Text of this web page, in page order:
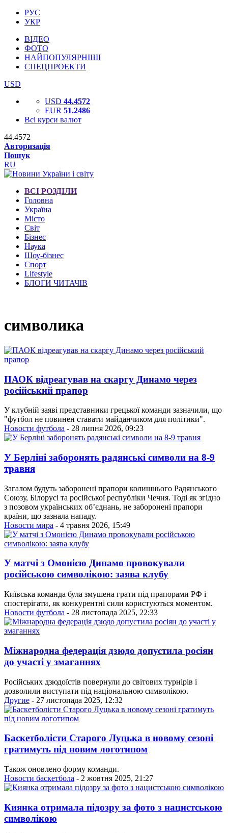
РУС
УКР
ВІДЕО
ФОТО
НАЙПОПУЛЯРНІШІ
СПЕЦПРОЕКТИ
USD
USD 44.4572
EUR 51.2486
Всі курси валют
44.4572
Авторизація
Пошук
RU
ВСІ РОЗДІЛИ
Головна
Україна
Місто
Світ
Бізнес
Наука
Шоу-бізнес
Спорт
Lifestyle
БЛОГИ ЧИТАЧІВ
символика
ПАОК відреагував на скаргу Динамо через
російський прапор
У клубній заяві представники грецької команди зазначили, що
"футбол не повинен ставати майданчиком для політики".
Новости футбола - 28 липня 2026, 09:23
У Берліні заборонять радянські символи на 8-9
травня
Загалом будуть заборонені прапори колишнього Радянського
Союзу, Білорусі та російської республіки Чечня. Тоді як згідно
з позовом українських об’єднань, не заборонені прапори
країни, що зазнала нападу.
Новости мира - 4 травня 2026, 15:49
У матчі з Омонією Динамо провокували
російською символікою: заява клубу
Київська команда була змушена грати під прапорами РФ і
спостерігати, як конкурентні сили користуються моментом.
Новости футбола - 28 листопада 2025, 22:33
Міжнародна федерація дзюдо допустила росіян
до участі у змаганнях
Російських дзюдоїстів повернули до світових турнірів і
дозволили виступати під національною символікою.
Другие - 27 листопада 2025, 12:32
Баскетболісти Старого Луцька в новому сезоні
гратимуть під новим логотипом
Також оновлено форму команди.
Новости баскетбола - 2 жовтня 2025, 21:27
Киянка отримала підозру за фото з нацистською
символікою